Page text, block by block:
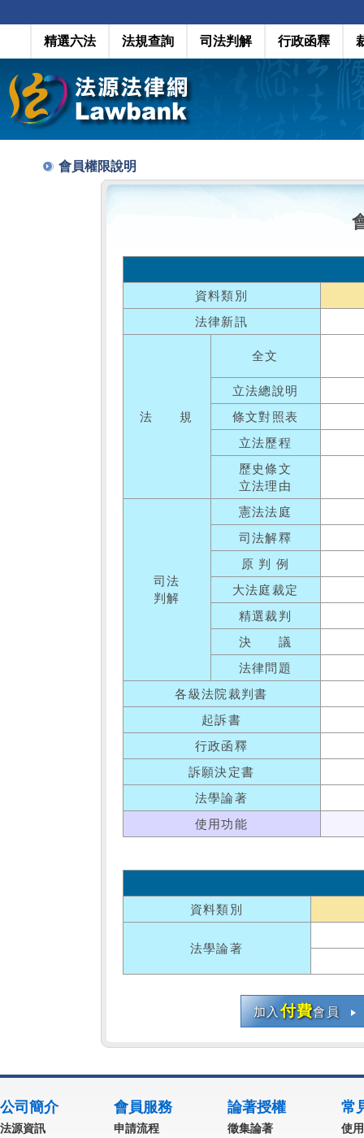
精選六法 法規查詢 司法判解 行政函釋
會員權限說明
資料類別
法律新訊
法 規
全文
立法總說明
條文對照表
立法歷程
歷史條文
立法理由
司法
判解
憲法法庭
司法解釋
原 判 例
大法庭裁定
精選裁判
決 議
法律問題
各級法院裁判書
起訴書
行政函釋
訴願決定書
法學論著
使用功能
資料類別
法學論著
加入付費會員
公司簡介
法源資訊
會員服務
申請流程
論著授權
徵集論著
常
使